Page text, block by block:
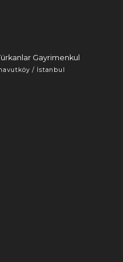
Gayrimenkul
/ İstanbul